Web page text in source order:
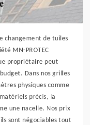
changement de tuiles
MN-PROTEC
propriétaire peut
Dans nos grilles
physiques comme
précis, la
une nacelle. Nos prix
sont négociables tout